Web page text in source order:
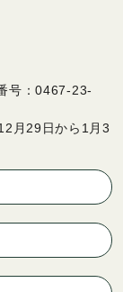
号：0467-23-
月29日から1月3